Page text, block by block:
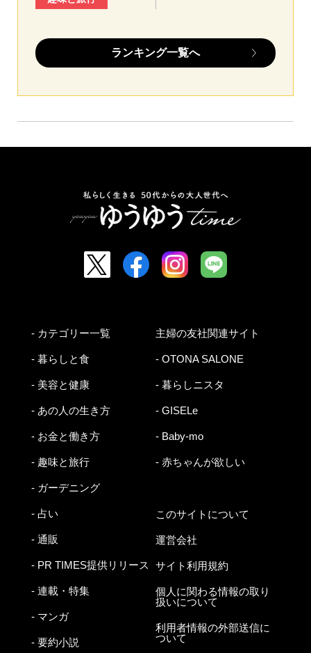
ランキング一覧へ
- カテゴリー一覧
- 暮らしと食
- 美容と健康
- あの人の生き方
- お金と働き方
- 趣味と旅行
- ガーデニング
- 占い
- 通販
- PR TIMES提供リリース
- 連載・特集
- マンガ
- 要約小説
主婦の友社関連サイト
- OTONA SALONE
- 暮らしニスタ
- GISELe
- Baby-mo
- 赤ちゃんが欲しい
このサイトについて
運営会社
サイト利用規約
個人に関わる情報の取り
扱いについて
利用者情報の外部送信に
ついて